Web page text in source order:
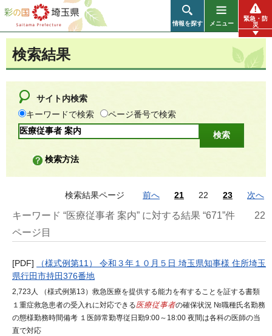
彩の国 埼玉県
情報を探す メニュー
緊急・防
災
検索結果
サイト内検索
キーワードで検索
ページ番号で検索
検索方法
検索結果ページ 前へ 21 22 23 次へ
キーワード “医療従事者 案内” に対する結果 “671”件
22
ページ目
[PDF]
（様式例第11） 令和３年１０月５日 埼玉県知事様 住所埼玉
県行田市持田376番地
2,723人 （様式例第13）救急医療を提供する能力を有することを証する書類
１重症救急患者の受入れに対応できる医療従事者の確保状況 №職種氏名勤務
の態様勤務時間備考 １医師常勤専従日勤9:00～18:00 夜間は各科の医師の当
直で対応